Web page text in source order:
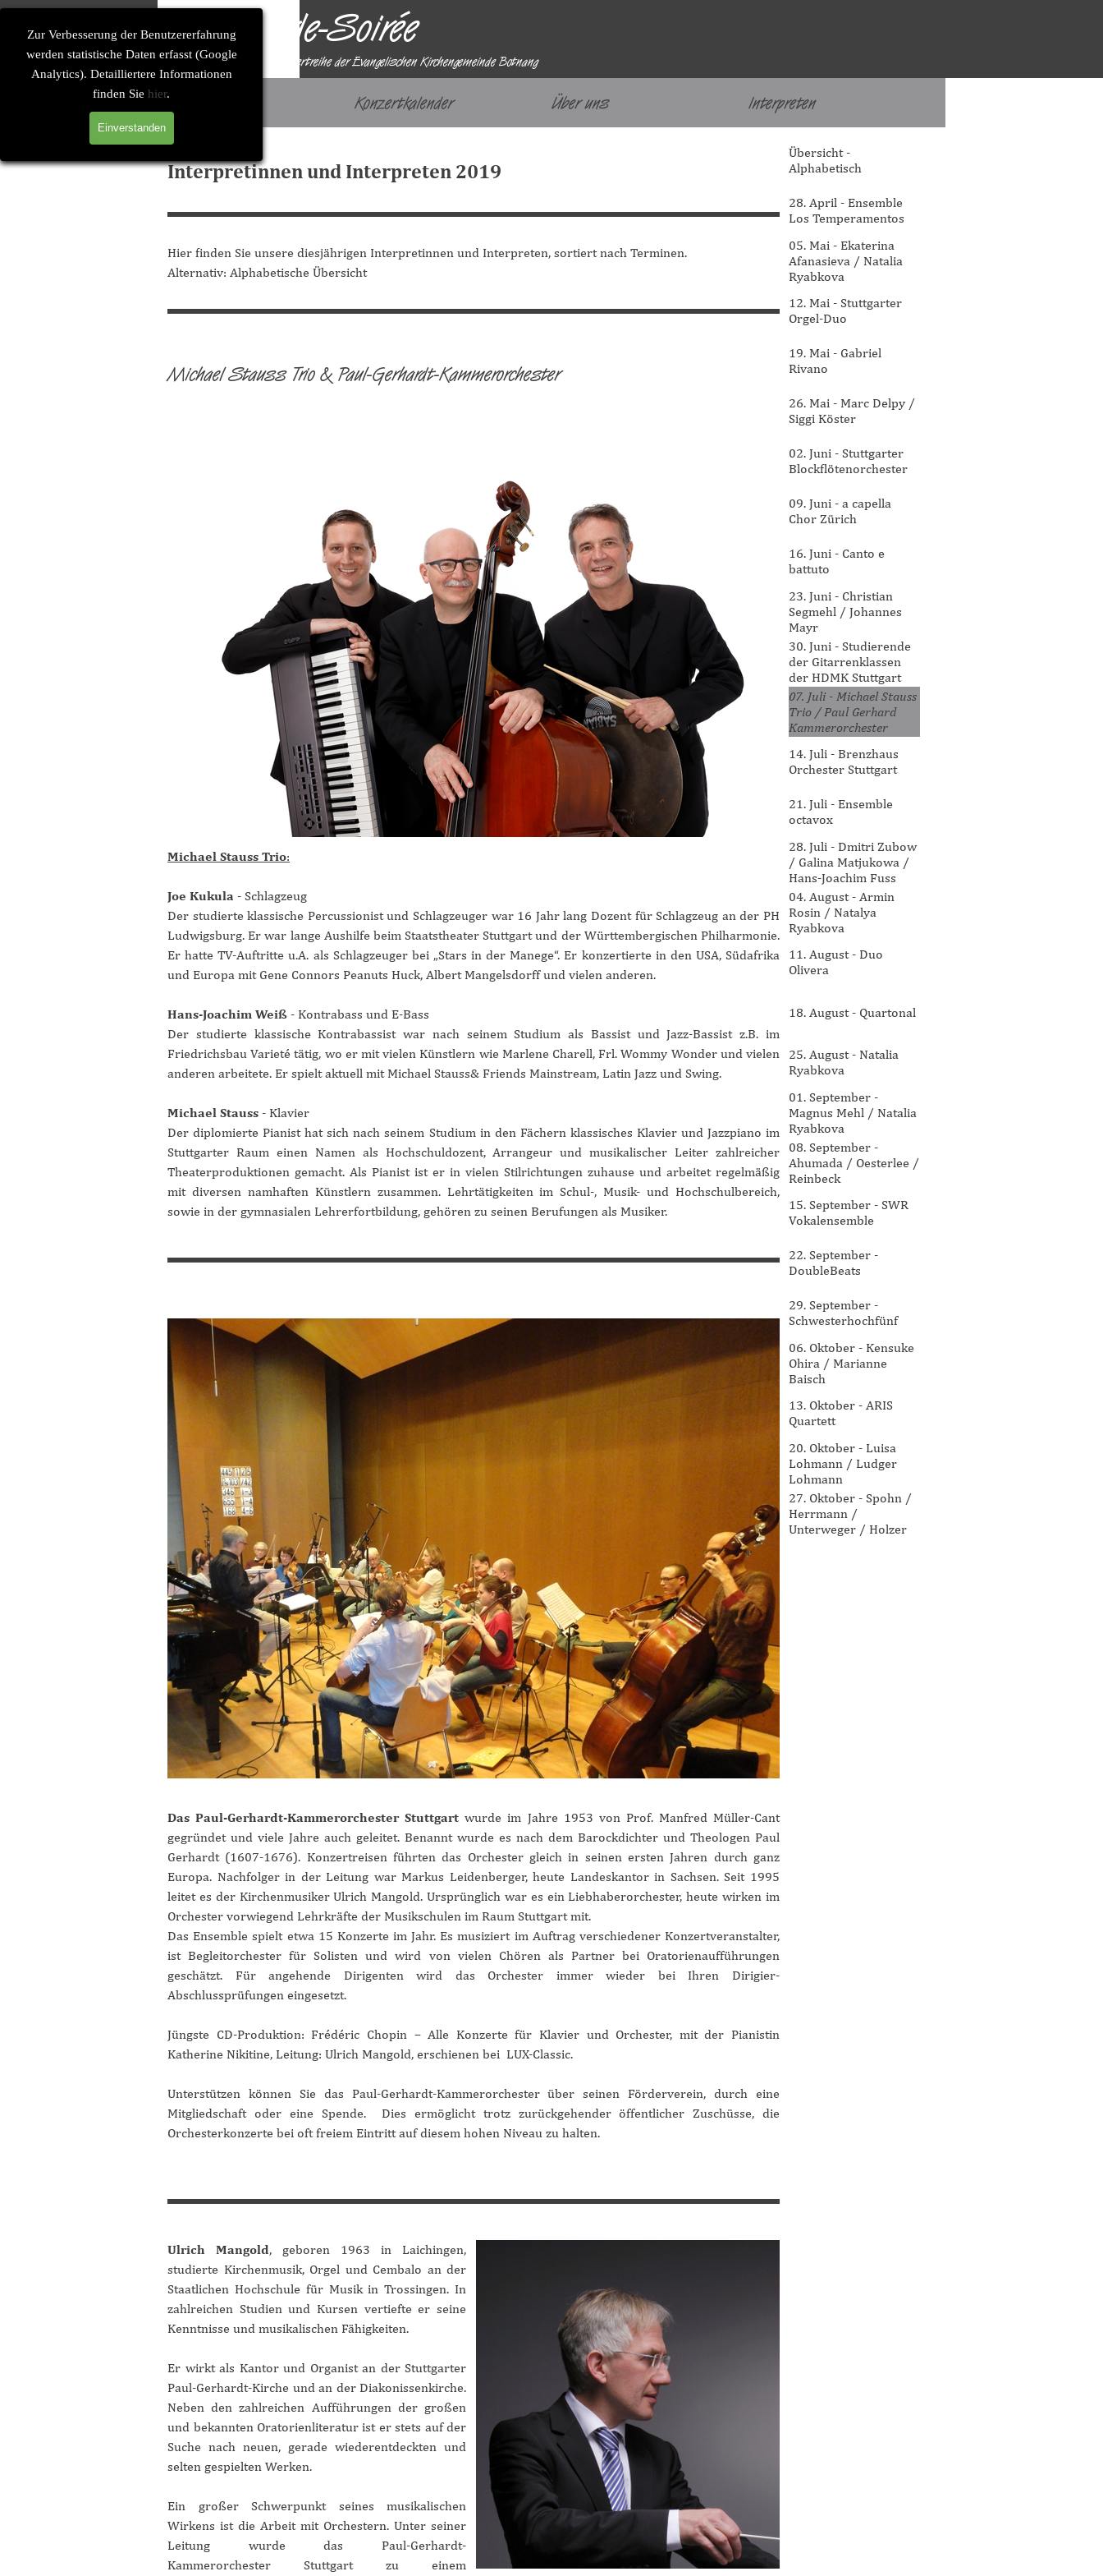
Zur Verbesserung der Benutzererfahrung
werden statistische Daten erfasst (Google
Analytics). Detailliertere Informationen
finden Sie hier.
Einverstanden
Direkt zum Seiteninhalt Solitude-Soirée
Menü überspringen
Startseite Konzertkalender Über uns Interpreten
Eine Konzertreihe der Evangelischen Kirchengemeinde Botnang
Interpretinnen und Interpreten 2019
Hier finden Sie unsere diesjährigen Interpretinnen und Interpreten, sortiert nach Terminen.
Alternativ: Alphabetische Übersicht
Michael Stauss Trio & Paul-Gerhardt-Kammerorchester
Michael Stauss Trio:
Joe Kukula- Schlagzeug
Der studierte klassische Percussionist und Schlagzeuger war 16 Jahr lang Dozent für Schlagzeug an der PH
Ludwigsburg. Er war lange Aushilfe beim Staatstheater Stuttgart und der Württembergischen Philharmonie.
Er hatte TV-Auftritte u.A. als Schlagzeuger bei „Stars in der Manege“. Er konzertierte in den USA, Südafrika
und Europa mit Gene Connors Peanuts Huck, Albert Mangelsdorff und vielen anderen.
Hans-Joachim Weiß- Kontrabass und E-Bass
Der studierte klassische Kontrabassist war nach seinem Studium als Bassist und Jazz-Bassist z.B. im
Friedrichsbau Varieté tätig, wo er mit vielen Künstlern wie Marlene Charell, Frl. Wommy Wonder und vielen
anderen arbeitete. Er spielt aktuell mit Michael Stauss& Friends Mainstream, Latin Jazz und Swing.
Michael Stauss- Klavier
Der diplomierte Pianist hat sich nach seinem Studium in den Fächern klassisches Klavier und Jazzpiano im
Stuttgarter Raum einen Namen als Hochschuldozent, Arrangeur und musikalischer Leiter zahlreicher
Theaterproduktionen gemacht. Als Pianist ist er in vielen Stilrichtungen zuhause und arbeitet regelmäßig
mit diversen namhaften Künstlern zusammen. Lehrtätigkeiten im Schul-, Musik- und Hochschulbereich,
sowie in der gymnasialen Lehrerfortbildung, gehören zu seinen Berufungen als Musiker.
Das Paul-Gerhardt-Kammerorchester Stuttgart wurde im Jahre 1953 von Prof. Manfred Müller-Cant
gegründet und viele Jahre auch geleitet. Benannt wurde es nach dem Barockdichter und Theologen Paul
Gerhardt (1607-1676). Konzertreisen führten das Orchester gleich in seinen ersten Jahren durch ganz
Europa. Nachfolger in der Leitung war Markus Leidenberger, heute Landeskantor in Sachsen. Seit 1995
leitet es der Kirchenmusiker Ulrich Mangold. Ursprünglich war es ein Liebhaberorchester, heute wirken im
Orchester vorwiegend Lehrkräfte der Musikschulen im Raum Stuttgart mit.
Das Ensemble spielt etwa 15 Konzerte im Jahr. Es musiziert im Auftrag verschiedener Konzertveranstalter,
ist Begleitorchester für Solisten und wird von vielen Chören als Partner bei Oratorienaufführungen
geschätzt. Für angehende Dirigenten wird das Orchester immer wieder bei Ihren Dirigier-
Abschlussprüfungen eingesetzt.
Jüngste CD-Produktion: Frédéric Chopin – Alle Konzerte für Klavier und Orchester, mit der Pianistin
Katherine Nikitine, Leitung: Ulrich Mangold, erschienen bei LUX-Classic.
Unterstützen können Sie das Paul-Gerhardt-Kammerorchester über seinen Förderverein, durch eine
Mitgliedschaft oder eine Spende. Dies ermöglicht trotz zurückgehender öffentlicher Zuschüsse, die
Orchesterkonzerte bei oft freiem Eintritt auf diesem hohen Niveau zu halten.
Ulrich Mangold, geboren 1963 in Laichingen,
studierte Kirchenmusik, Orgel und Cembalo an der
Staatlichen Hochschule für Musik in Trossingen. In
zahlreichen Studien und Kursen vertiefte er seine
Kenntnisse und musikalischen Fähigkeiten.
Er wirkt als Kantor und Organist an der Stuttgarter
Paul-Gerhardt-Kirche und an der Diakonissenkirche.
Neben den zahlreichen Aufführungen der großen
und bekannten Oratorienliteratur ist er stets auf der
Suche nach neuen, gerade wiederentdeckten und
selten gespielten Werken.
Ein großer Schwerpunkt seines musikalischen
Wirkens ist die Arbeit mit Orchestern. Unter seiner
Leitung wurde das Paul-Gerhardt-
Kammerorchester Stuttgart zu einem
Übersicht -
Alphabetisch
28. April - Ensemble
Los Temperamentos
05. Mai - Ekaterina
Afanasieva / Natalia
Ryabkova
12. Mai - Stuttgarter
Orgel-Duo
19. Mai - Gabriel
Rivano
26. Mai - Marc Delpy /
Siggi Köster
02. Juni - Stuttgarter
Blockflötenorchester
09. Juni - a capella
Chor Zürich
16. Juni - Canto e
battuto
23. Juni - Christian
Segmehl / Johannes
Mayr
30. Juni - Studierende
der Gitarrenklassen
der HDMK Stuttgart
07. Juli - Michael Stauss
Trio / Paul Gerhard
Kammerorchester
14. Juli - Brenzhaus
Orchester Stuttgart
21. Juli - Ensemble
octavox
28. Juli - Dmitri Zubow
/ Galina Matjukowa /
Hans-Joachim Fuss
04. August - Armin
Rosin / Natalya
Ryabkova
11. August - Duo
Olivera
18. August - Quartonal
25. August - Natalia
Ryabkova
01. September -
Magnus Mehl / Natalia
Ryabkova
08. September -
Ahumada / Oesterlee /
Reinbeck
15. September - SWR
Vokalensemble
22. September -
DoubleBeats
29. September -
Schwesterhochfünf
06. Oktober - Kensuke
Ohira / Marianne
Baisch
13. Oktober - ARIS
Quartett
20. Oktober - Luisa
Lohmann / Ludger
Lohmann
27. Oktober - Spohn /
Herrmann /
Unterweger / Holzer